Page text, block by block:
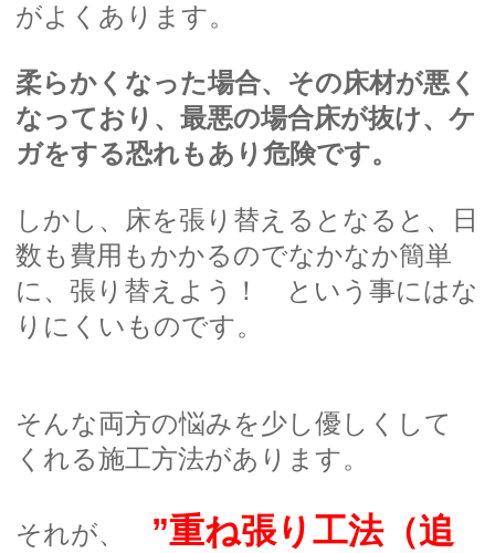
がよくあります。
柔らかくなった場合、その床材が悪く
なっており、最悪の場合床が抜け、ケ
ガをする恐れもあり危険です。
しかし、床を張り替えるとなると、日
数も費用もかかるのでなかなか簡単
に、張り替えよう！ という事にはな
りにくいものです。
そんな両方の悩みを少し優しくして
くれる施工方法があります。
それが、 ”重ね張り工法（追